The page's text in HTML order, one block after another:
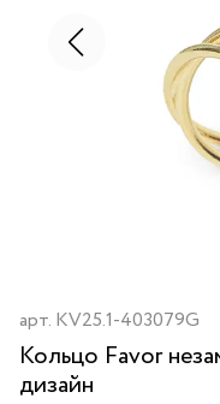
арт. KV25.1-403079G
Кольцо Favor
дизайн